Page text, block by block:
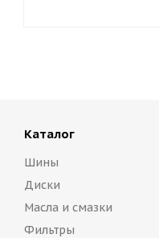
Каталог
Шины
Диски
Масла и смазки
Фильтры